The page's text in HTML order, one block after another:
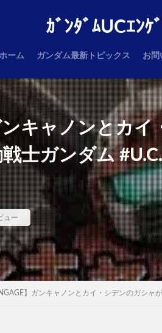
ｶﾞﾝﾀﾞﾑUCｴﾝ
ーム ガンダム最新トピックス お問
ンキャノンとカ
士ガンダム
ュー
】ガンキャノンとカイ・シデンのガシ